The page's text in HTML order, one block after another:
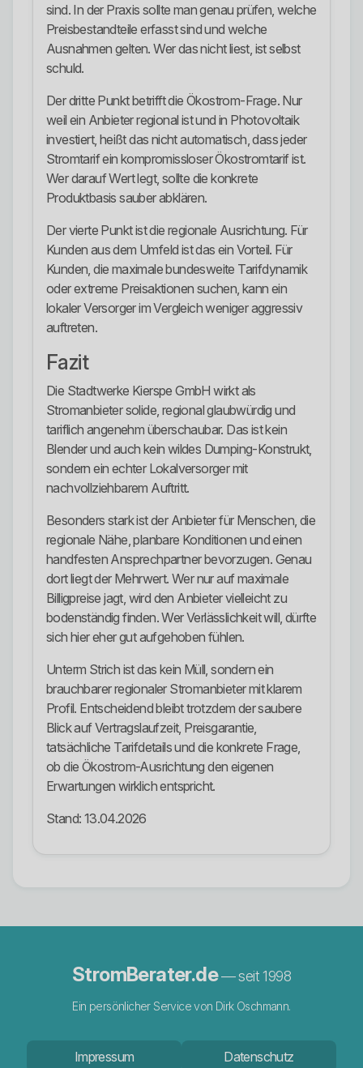
sind. In der Praxis sollte man genau prüfen, welche
Preisbestandteile erfasst sind und welche
Ausnahmen gelten. Wer das nicht liest, ist selbst
schuld.
Der dritte Punkt betrifft die Ökostrom-Frage. Nur
weil ein Anbieter regional ist und in Photovoltaik
investiert, heißt das nicht automatisch, dass jeder
Stromtarif ein kompromissloser Ökostromtarif ist.
Wer darauf Wert legt, sollte die konkrete
Produktbasis sauber abklären.
Der vierte Punkt ist die regionale Ausrichtung. Für
Kunden aus dem Umfeld ist das ein Vorteil. Für
Kunden, die maximale bundesweite Tarifdynamik
oder extreme Preisaktionen suchen, kann ein
lokaler Versorger im Vergleich weniger aggressiv
auftreten.
Fazit
Die Stadtwerke Kierspe GmbH wirkt als
Stromanbieter solide, regional glaubwürdig und
tariflich angenehm überschaubar. Das ist kein
Blender und auch kein wildes Dumping-Konstrukt,
sondern ein echter Lokalversorger mit
nachvollziehbarem Auftritt.
Besonders stark ist der Anbieter für Menschen, die
regionale Nähe, planbare Konditionen und einen
handfesten Ansprechpartner bevorzugen. Genau
dort liegt der Mehrwert. Wer nur auf maximale
Billigpreise jagt, wird den Anbieter vielleicht zu
bodenständig finden. Wer Verlässlichkeit will, dürfte
sich hier eher gut aufgehoben fühlen.
Unterm Strich ist das kein Müll, sondern ein
brauchbarer regionaler Stromanbieter mit klarem
Profil. Entscheidend bleibt trotzdem der saubere
Blick auf Vertragslaufzeit, Preisgarantie,
tatsächliche Tarifdetails und die konkrete Frage,
ob die Ökostrom-Ausrichtung den eigenen
Erwartungen wirklich entspricht.
Stand: 13.04.2026
StromBerater.de— seit 1998
Ein persönlicher Service von Dirk Oschmann.
Impressum Datenschutz